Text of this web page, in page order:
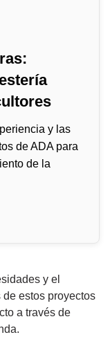
y las
de ADA para
de la
y el
estos proyectos
a través de